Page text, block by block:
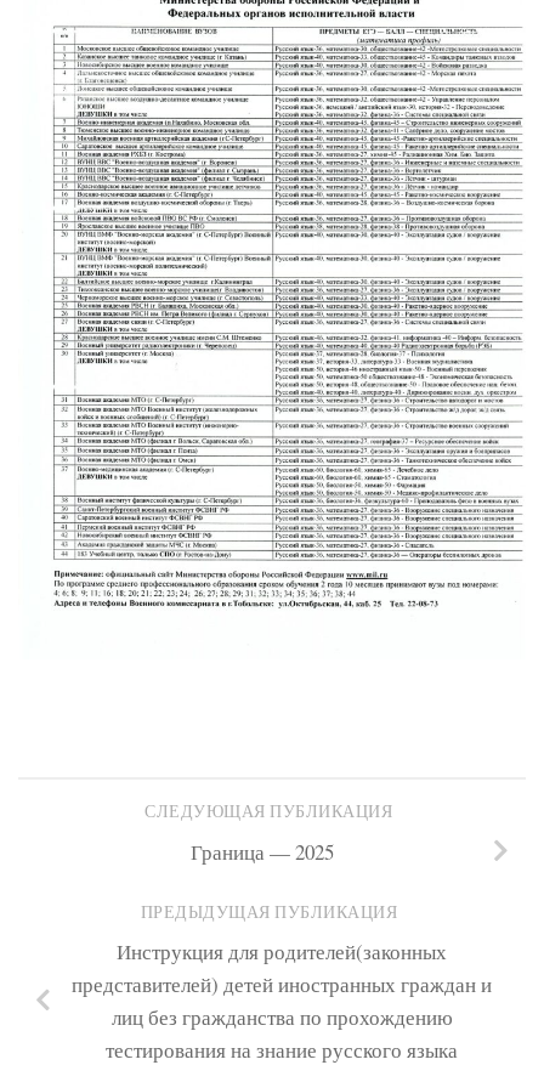
СЛЕДУЮЩАЯ ПУБЛИКАЦИЯ
Граница — 2025
ПРЕДЫДУЩАЯ ПУБЛИКАЦИЯ
Инструкция для родителей(законных
представителей) детей иностранных граждан и
лиц без гражданства по прохождению
тестирования на знание русского языка